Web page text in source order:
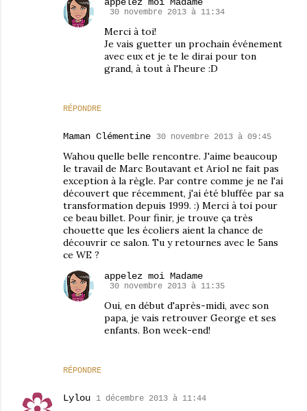
RÉPONDRE
30 novembre 2013 à 11:34
Merci à toi!
Je vais guetter un prochain événement
avec eux et je te le dirai pour ton
grand, à tout à l'heure :D
Maman Clémentine 30 novembre 2013 à 09:45
Wahou quelle belle rencontre. J'aime beaucoup
le travail de Marc Boutavant et Ariol ne fait pas
exception à la règle. Par contre comme je ne l'ai
découvert que récemment, j'ai été bluffée par sa
transformation depuis 1999. :) Merci à toi pour
ce beau billet. Pour finir, je trouve ça très
chouette que les écoliers aient la chance de
découvrir ce salon. Tu y retournes avec le 5ans
ce WE ?
RÉPONDRE
appelez moi Madame
30 novembre 2013 à 11:35
Oui, en début d'après-midi, avec son
papa, je vais retrouver George et ses
enfants. Bon week-end!
Lylou 1 décembre 2013 à 11:44